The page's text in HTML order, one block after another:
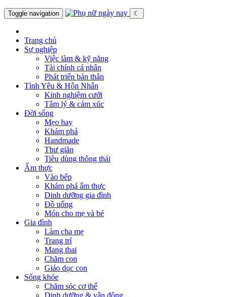
Toggle navigation ☾
Trang chủ
Sự nghiệp
Việc làm & kỹ năng
Tài chính cá nhân
Phát triển bản thân
Tình Yêu & Hôn Nhân
Kinh nghiệm cưới
Tâm lý & cảm xúc
Đời sống
Mẹo hay
Khám phá
Handmade
Thư giãn
Tiêu dùng thông thái
Ẩm thực
Vào bếp
Khám phá ẩm thực
Dinh dưỡng gia đình
Đồ uống
Món cho mẹ và bé
Gia đình
Làm cha mẹ
Trang trí
Mang thai
Chăm con
Giáo dục con
Sống khỏe
Chăm sóc cơ thể
Dinh dưỡng & vận động